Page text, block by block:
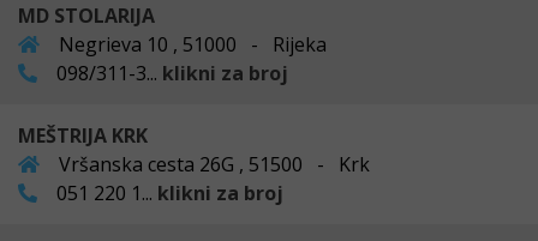
MD STOLARIJA
Negrieva 10 , 51000 - Rijeka
098/311-3... klikni za broj
MEŠTRIJA KRK
Vršanska cesta 26G , 51500 - Krk
051 220 1... klikni za broj